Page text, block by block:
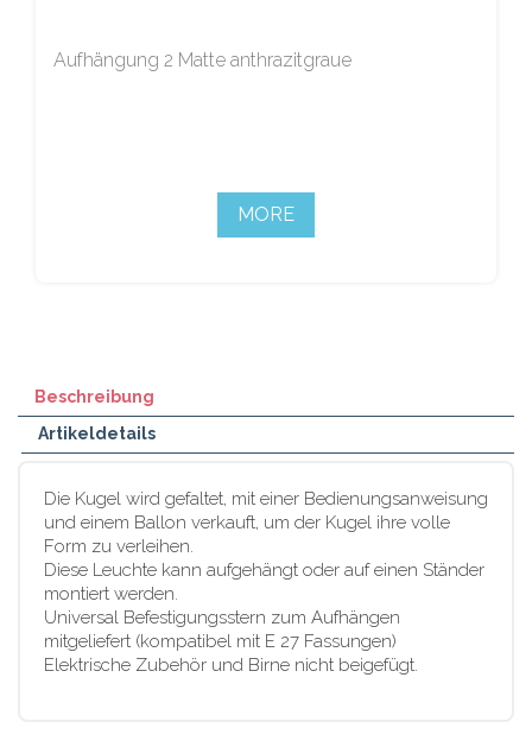
Aufhängung 2 Matte anthrazitgraue
MORE
Beschreibung
Artikeldetails
Die Kugel wird gefaltet, mit einer Bedienungsanweisung
und einem Ballon verkauft, um der Kugel ihre volle
Form zu verleihen.
Diese Leuchte kann aufgehängt oder auf einen Ständer
montiert werden.
Universal Befestigungsstern zum Aufhängen
mitgeliefert (kompatibel mit E 27 Fassungen)
Elektrische Zubehör und Birne nicht beigefügt.